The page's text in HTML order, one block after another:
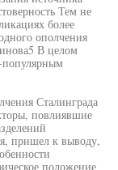
Тем не
более
ополчения
В целом
популярным
Сталинграда
повлиявшие
пришел к выводу,
положение